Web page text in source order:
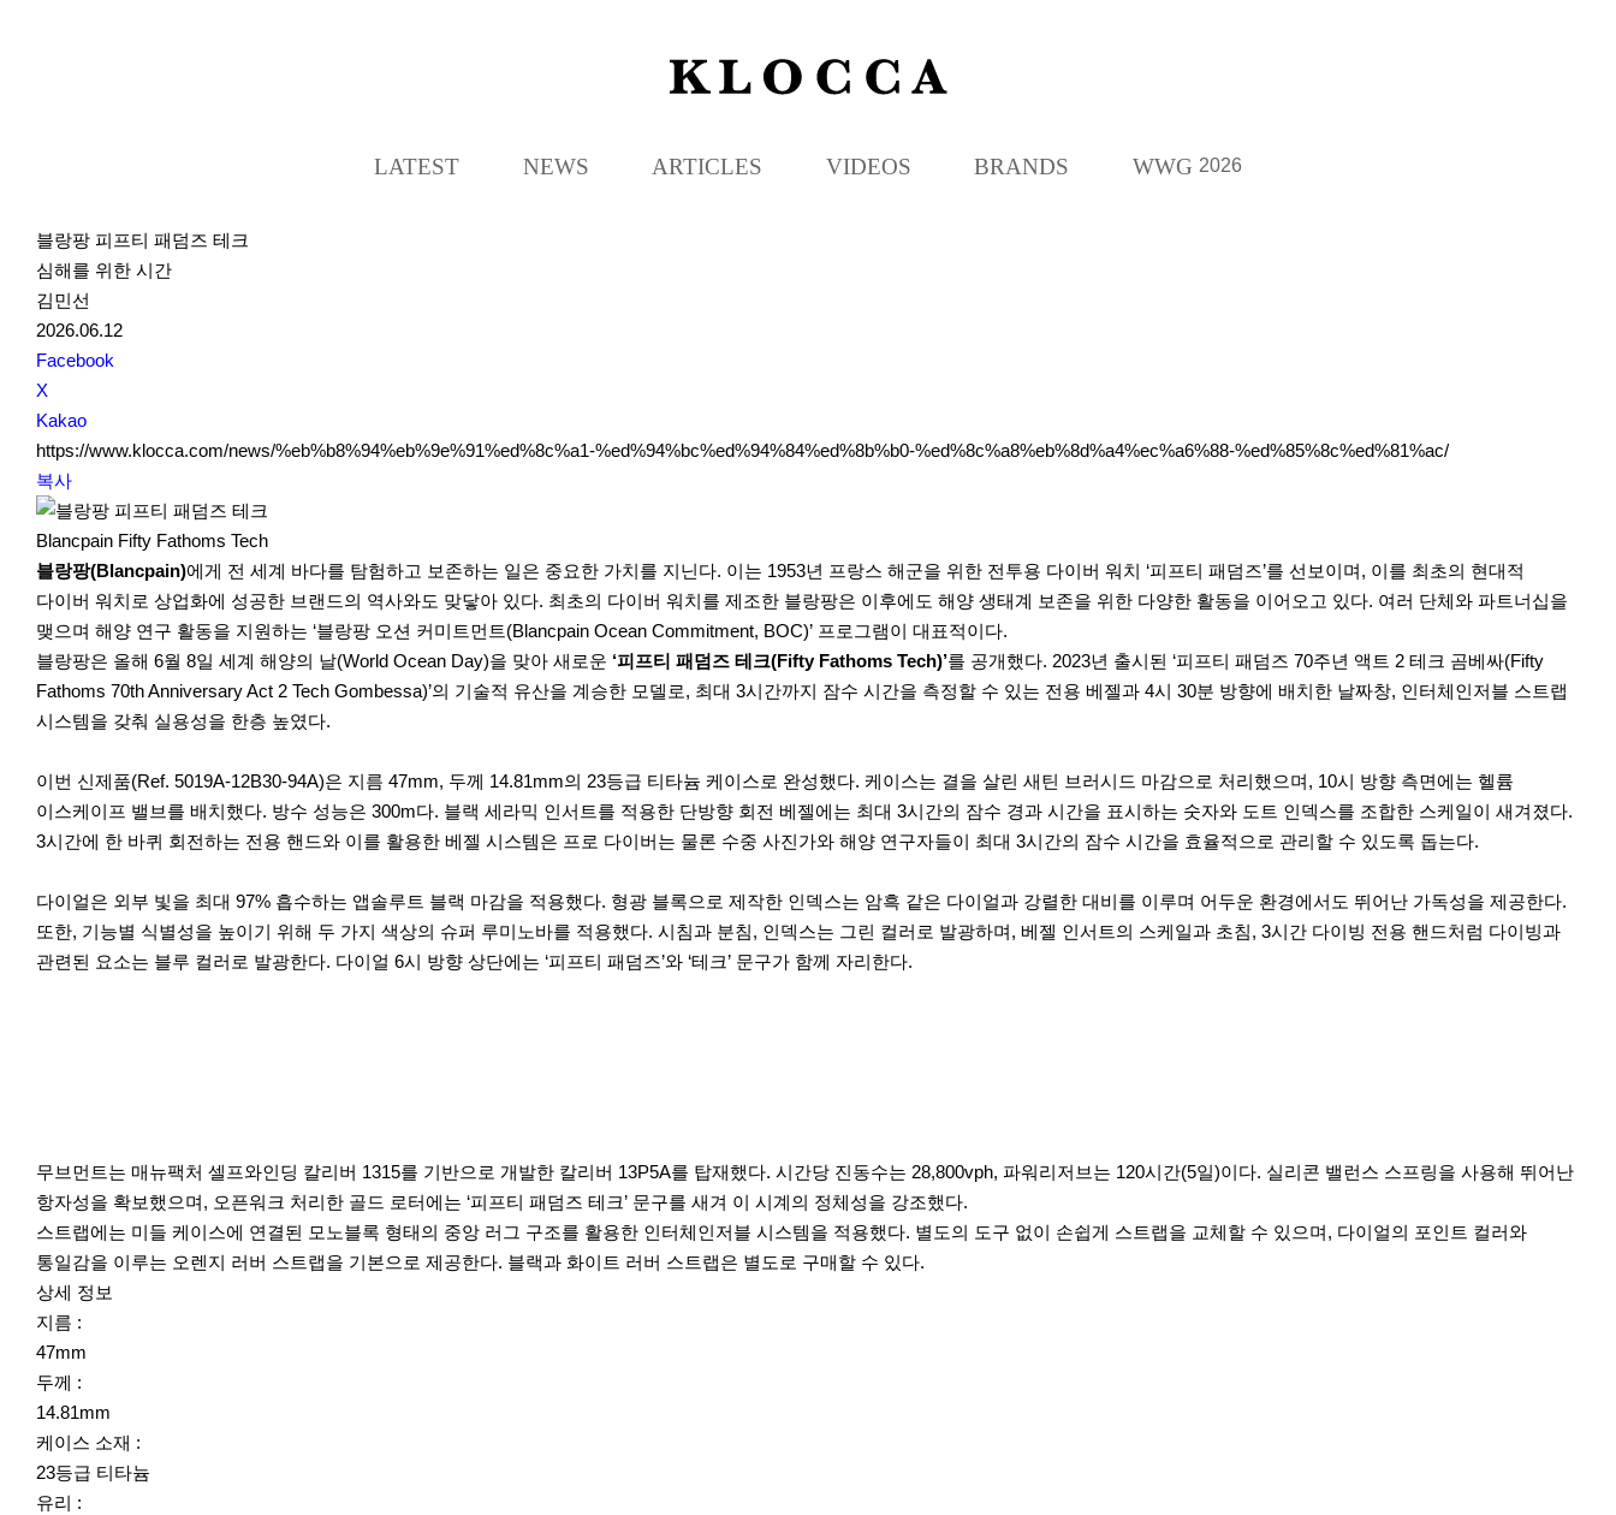
K
L
C
LATEST NEWS ARTICLES VIDEOS BRANDS WWG 2026
블랑팡 피프티 패덤즈 테크
심해를 위한 시간
김민선
2026.06.12
S
N
S
S
h
a
r
e
Facebook
X
Kakao
https://www.klocca.com/news/%eb%b8%94%eb%9e%91%ed%8c%a1-%ed%94%bc%ed%94%84%ed%8b%b0-%ed%8c%a8%eb%8d%a4%ec%a6%88-%ed%85%8c%ed%81%ac/
복사
Blancpain Fifty Fathoms Tech
블랑팡(Blancpain)에게 전 세계 바다를 탐험하고 보존하는 일은 중요한 가치를 지닌다. 이는 1953년 프랑스 해군을 위한 전투용 다이버 워치 ‘피프티 패덤즈’를 선보이며, 이를 최초의 현대적
다이버 워치로 상업화에 성공한 브랜드의 역사와도 맞닿아 있다. 최초의 다이버 워치를 제조한 블랑팡은 이후에도 해양 생태계 보존을 위한 다양한 활동을 이어오고 있다. 여러 단체와 파트너십을
맺으며 해양 연구 활동을 지원하는 ‘블랑팡 오션 커미트먼트(Blancpain Ocean Commitment, BOC)’ 프로그램이 대표적이다.
블랑팡은 올해 6월 8일 세계 해양의 날(World Ocean Day)을 맞아 새로운 ‘피프티 패덤즈 테크(Fifty Fathoms Tech)’를 공개했다. 2023년 출시된 ‘피프티 패덤즈 70주년 액트 2 테크 곰베싸(Fifty
Fathoms 70th Anniversary Act 2 Tech Gombessa)’의 기술적 유산을 계승한 모델로, 최대 3시간까지 잠수 시간을 측정할 수 있는 전용 베젤과 4시 30분 방향에 배치한 날짜창, 인터체인저블 스트랩
시스템을 갖춰 실용성을 한층 높였다.
이번 신제품(Ref. 5019A-12B30-94A)은 지름 47mm, 두께 14.81mm의 23등급 티타늄 케이스로 완성했다. 케이스는 결을 살린 새틴 브러시드 마감으로 처리했으며, 10시 방향 측면에는 헬륨
이스케이프 밸브를 배치했다. 방수 성능은 300m다. 블랙 세라믹 인서트를 적용한 단방향 회전 베젤에는 최대 3시간의 잠수 경과 시간을 표시하는 숫자와 도트 인덱스를 조합한 스케일이 새겨졌다.
3시간에 한 바퀴 회전하는 전용 핸드와 이를 활용한 베젤 시스템은 프로 다이버는 물론 수중 사진가와 해양 연구자들이 최대 3시간의 잠수 시간을 효율적으로 관리할 수 있도록 돕는다.
다이얼은 외부 빛을 최대 97% 흡수하는 앱솔루트 블랙 마감을 적용했다. 형광 블록으로 제작한 인덱스는 암흑 같은 다이얼과 강렬한 대비를 이루며 어두운 환경에서도 뛰어난 가독성을 제공한다.
또한, 기능별 식별성을 높이기 위해 두 가지 색상의 슈퍼 루미노바를 적용했다. 시침과 분침, 인덱스는 그린 컬러로 발광하며, 베젤 인서트의 스케일과 초침, 3시간 다이빙 전용 핸드처럼 다이빙과
관련된 요소는 블루 컬러로 발광한다. 다이얼 6시 방향 상단에는 ‘피프티 패덤즈’와 ‘테크’ 문구가 함께 자리한다.
무브먼트는 매뉴팩처 셀프와인딩 칼리버 1315를 기반으로 개발한 칼리버 13P5A를 탑재했다. 시간당 진동수는 28,800vph, 파워리저브는 120시간(5일)이다. 실리콘 밸런스 스프링을 사용해 뛰어난
항자성을 확보했으며, 오픈워크 처리한 골드 로터에는 ‘피프티 패덤즈 테크’ 문구를 새겨 이 시계의 정체성을 강조했다.
스트랩에는 미들 케이스에 연결된 모노블록 형태의 중앙 러그 구조를 활용한 인터체인저블 시스템을 적용했다. 별도의 도구 없이 손쉽게 스트랩을 교체할 수 있으며, 다이얼의 포인트 컬러와
통일감을 이루는 오렌지 러버 스트랩을 기본으로 제공한다. 블랙과 화이트 러버 스트랩은 별도로 구매할 수 있다.
상세 정보
지름 :
47mm
두께 :
14.81mm
케이스 소재 :
23등급 티타늄
유리 :